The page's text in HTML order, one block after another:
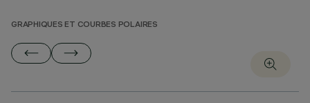
GRAPHIQUES ET COURBES POLAIRES